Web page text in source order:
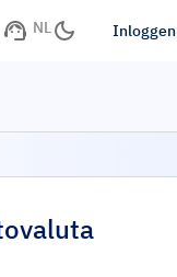
NL Inloggen